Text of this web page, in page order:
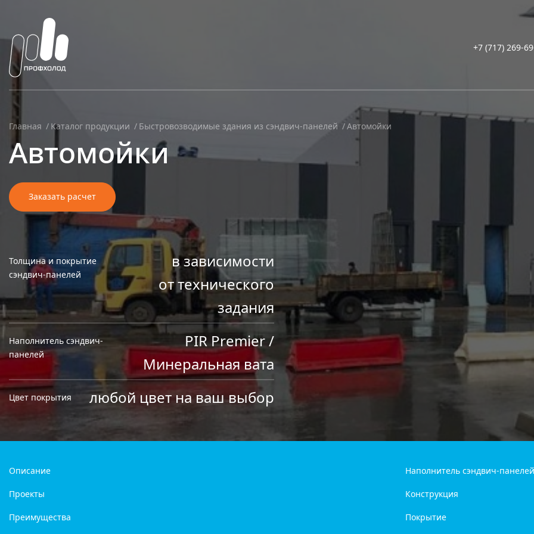
+7 (717) 269-
Главная Каталог продукции Быстровозводимые здания из сэндвич-панелей Автомойки
Автомойки
Заказать расчет
Толщина и покрытие
сэндвич-панелей
в зависимости
от технического
задания
Наполнитель сэндвич-
панелей
PIR Premier /
Минеральная вата
Цвет покрытия любой цвет на ваш выбор
Описание
Проекты
Преимущества
Наполнитель сэндвич-панелей
Конструкция
Покрытие